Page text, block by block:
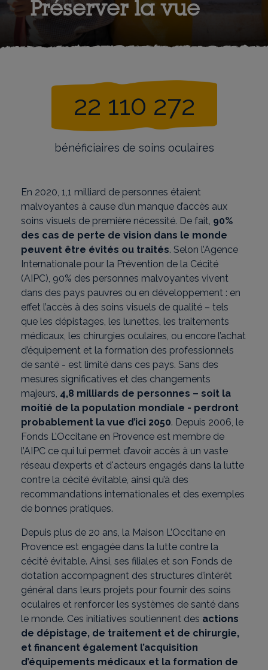
Préserver la vue
22 110 272
bénéficiaires de soins oculaires
En 2020, 1,1 milliard de personnes étaient
malvoyantes à cause d’un manque d’accès aux
soins visuels de première nécessité. De fait, 90%
des cas de perte de vision dans le monde
peuvent être évités ou traités. Selon l’Agence
Internationale pour la Prévention de la Cécité
(AIPC), 90% des personnes malvoyantes vivent
dans des pays pauvres ou en développement : en
effet l’accès à des soins visuels de qualité – tels
que les dépistages, les lunettes, les traitements
médicaux, les chirurgies oculaires, ou encore l’achat
d’équipement et la formation des professionnels
de santé - est limité dans ces pays. Sans des
mesures significatives et des changements
majeurs, 4,8 milliards de personnes – soit la
moitié de la population mondiale - perdront
probablement la vue d’ici 2050. Depuis 2006, le
Fonds L’Occitane en Provence est membre de
l’AIPC ce qui lui permet d’avoir accès à un vaste
réseau d’experts et d'acteurs engagés dans la lutte
contre la cécité évitable, ainsi qu’à des
recommandations internationales et des exemples
de bonnes pratiques.
Depuis plus de 20 ans, la Maison L’Occitane en
Provence est engagée dans la lutte contre la
cécité évitable. Ainsi, ses filiales et son Fonds de
dotation accompagnent des structures d’intérêt
général dans leurs projets pour fournir des soins
oculaires et renforcer les systèmes de santé dans
le monde. Ces initiatives soutiennent des actions
de dépistage, de traitement et de chirurgie,
et financent également l’acquisition
d’équipements médicaux et la formation de